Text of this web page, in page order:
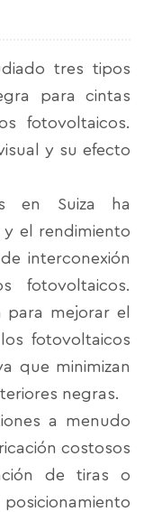
tres tipos
para cintas
fotovoltaicos.
y su efecto
en Suiza ha
y el rendimiento
interconexión
fotovoltaicos.
para mejorar el
fotovoltaicos
que minimizan
negras.
a menudo
costosos
de tiras o